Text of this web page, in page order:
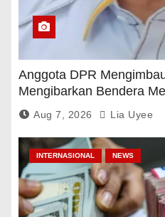
Anggota DPR
Mengibarkan Bendera
Tanda Rasa Terima Kasih
Aug 7, 2026 Lia Uyee
INTERNASIONAL NEWS